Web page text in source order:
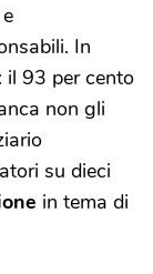
In
il 93 per cento
non gli
su dieci
in tema di